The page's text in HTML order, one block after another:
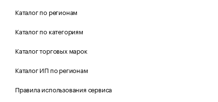
Каталог по регионам
Каталог по категориям
Каталог торговых марок
Каталог ИП по регионам
Правила использования сервиса